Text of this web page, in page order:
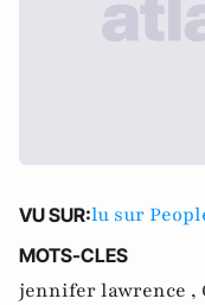
VU SUR:lu sur
MOTS-CLES
jennifer lawrence ,